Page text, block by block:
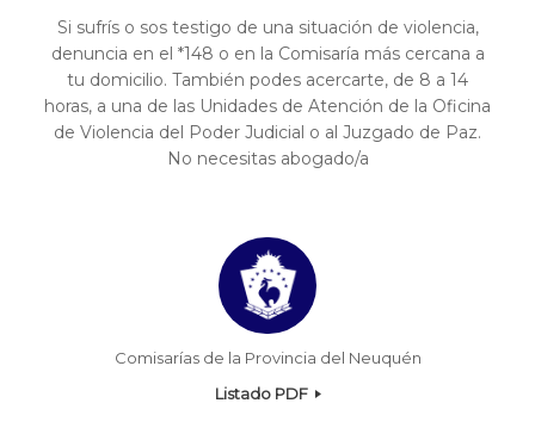
Si sufrís o sos testigo de una situación de violencia,
denuncia en el *148 o en la Comisaría más cercana a
tu domicilio. También podes acercarte, de 8 a 14
horas, a una de las Unidades de Atención de la Oficina
de Violencia del Poder Judicial o al Juzgado de Paz.
No necesitas abogado/a
Comisarías de la Provincia del Neuquén
Listado PDF